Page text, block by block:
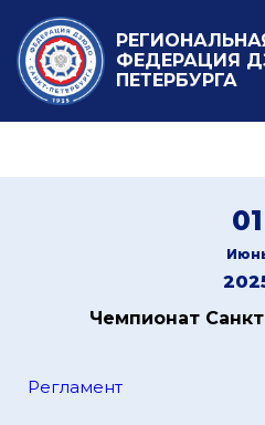
ФЕДЕРАЦИЯ
ПЕТЕРБУРГА
01
Чемпионат
Регламент